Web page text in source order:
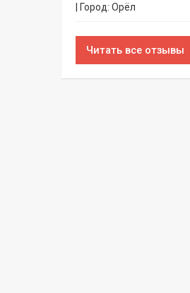
| Город: Орёл
Читать все отзывы